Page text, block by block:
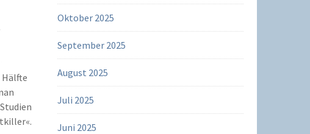
Hälfte
Oktober 2025
September 2025
August 2025
Juli 2025
Juni 2025